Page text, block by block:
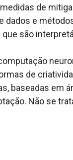
de
e
são
de
baseadas em
Não se